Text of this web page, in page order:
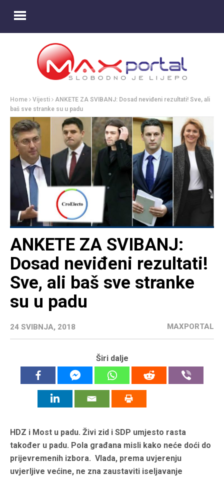
Home Vijesti
ANKETE ZA SVIBANJ: Dosad neviđeni rezultati! Sve, ali
baš sve stranke su u padu
ANKETE ZA SVIBANJ:
Dosad neviđeni rezultati!
Sve, ali baš sve stranke
su u padu
24 SVIBNJA, 2018 MAXPORTAL
Širi dalje
HDZ i Most u padu. Živi zid i SDP umjesto rasta
također u padu. Pola građana misli kako neće doći do
prijevremenih izbora. Vlada, prema uvjerenju
uvjerljive većine, ne zna zaustaviti iseljavanje